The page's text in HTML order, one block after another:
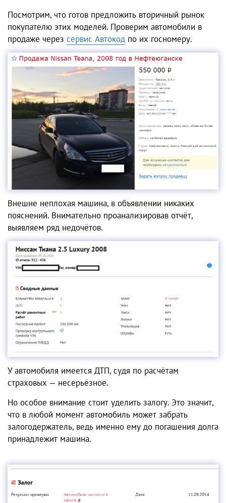
Посмотрим, что готов предложить вторичный рынок
покупателю этих моделей. Проверим автомобили в
продаже через сервис Автокод по их госномеру.
Внешне неплохая машина, в объявлении никаких
пояснений. Внимательно проанализировав отчёт,
выявляем ряд недочётов.
У автомобиля имеется ДТП, судя по расчётам
страховых — несерьёзное.
Но особое внимание стоит уделить залогу. Это значит,
что в любой момент автомобиль может забрать
залогодержатель, ведь именно ему до погашения долга
принадлежит машина.